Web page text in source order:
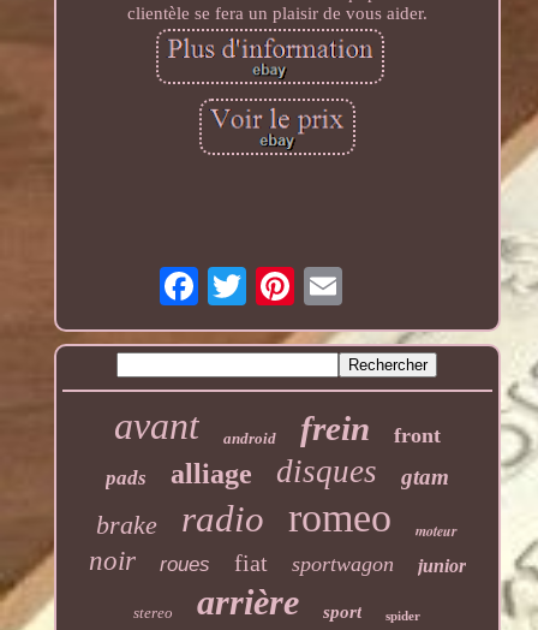
clientèle se fera un plaisir de vous aider.
avant android frein front
pads alliage disques gtam
brake radio romeo moteur
noir roues fiat sportwagon junior
stereo arrière sport spider